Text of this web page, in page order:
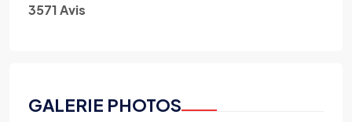
3571 Avis
GALERIE PHOTOS